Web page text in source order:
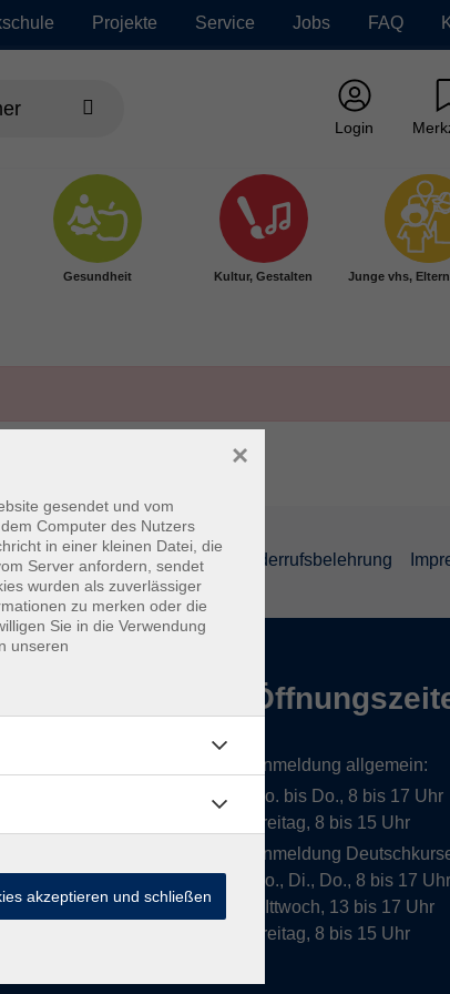
Projekte Service Jobs FAQ
Login
Gesundheit Kultur, Gestalten Junge vhs,
Barrierefreiheitserklärung Widerrufsbelehrung
Anmeldung allgemein:
Mo. bis Do., 8 bis 17 Uhr
Freitag, 8 bis 15 Uhr
Anmeldung
Mo., Di., Do., 8 bis 17 Uhr
MIttwoch, 13 bis 17 Uhr
Freitag, 8 bis 15 Uhr
gesendet und vom
Computer des Nutzers
in einer kleinen Datei, die
Server anfordern, sendet
wurden als zuverlässiger
zu merken oder die
Sie in die Verwendung
unseren
×
akzeptieren und schließen